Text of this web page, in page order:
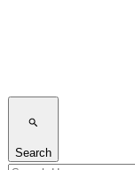
Search